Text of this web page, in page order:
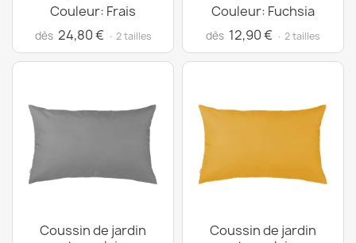
Couleur: Frais
dès 24,80 € · 2 tailles
Couleur: Fuchsia
dès 12,90 € · 2 tailles
Coussin de jardin
Coussin de jardin